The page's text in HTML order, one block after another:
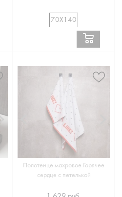
70Х140
Полотенце махровое Горячее
сердце с петелькой